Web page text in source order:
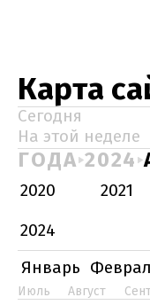
Карта
Сегодня
На этой неделе
ГОДА 2024
2020 2021
2024
Январь
Июль Август